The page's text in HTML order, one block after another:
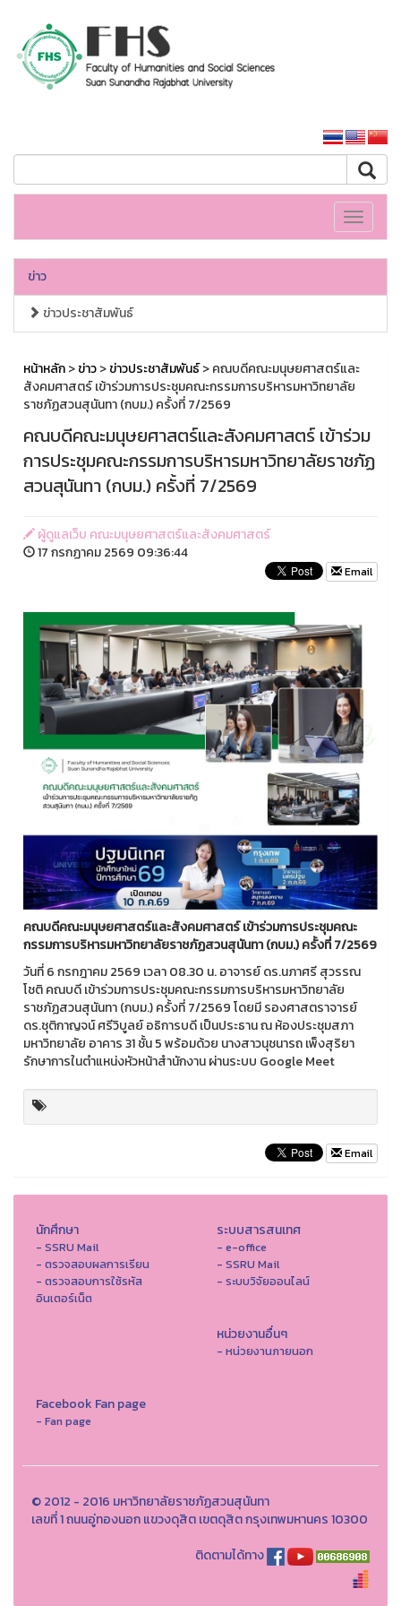
Toggle
ข่าว
ข่าวประชาสัมพันธ์
หน้าหลัก>ข่าว>ข่าวประชาสัมพันธ์> คณบดีคณะมนุษยศาสตร์และ
สังคมศาสตร์ เข้าร่วมการประชุมคณะกรรมการบริหารมหาวิทยาลัย
ราชภัฏสวนสุนันทา (กบม.) ครั้งที่ 7/2569
คณบดีคณะมนุษยศาสตร์และสังคมศาสตร์ เข้าร่วม
การประชุมคณะกรรมการบริหารมหาวิทยาลัยราชภัฏ
สวนสุนันทา (กบม.) ครั้งที่ 7/2569
ผู้ดูแลเว็บ คณะมนุษยศาสตร์และสังคมศาสตร์
17 กรกฏาคม 2569 09:36:44
Email
คณบดีคณะมนุษยศาสตร์และสังคมศาสตร์ เข้าร่วมการประชุมคณะ
กรรมการบริหารมหาวิทยาลัยราชภัฏสวนสุนันทา (กบม.) ครั้งที่ 7/2569
วันที่ 6 กรกฎาคม 2569 เวลา 08.30 น. อาจารย์ ดร.นภาศรี สุวรรณ
โชติ คณบดี เข้าร่วมการประชุมคณะกรรมการบริหารมหาวิทยาลัย
ราชภัฏสวนสุนันทา (กบม.) ครั้งที่ 7/2569 โดยมี รองศาสตราจารย์
ดร.ชุติกาญจน์ ศรีวิบูลย์ อธิการบดี เป็นประธาน ณ ห้องประชุมสภา
มหาวิทยาลัย อาคาร 31 ชั้น 5 พร้อมด้วย นางสาวนุชนารถ เพ็งสุริยา
รักษาการในตำแหน่งหัวหน้าสำนักงาน ผ่านระบบ Google Meet
Email
นักศึกษา
- SSRU Mail
- ตรวจสอบผลการเรียน
- ตรวจสอบการใช้รหัส
อินเตอร์เน็ต
ระบบสารสนเทศ
- e-office
- SSRU Mail
- ระบบวิจัยออนไลน์
หน่วยงานอื่นๆ
- หน่วยงานภายนอก
Facebook Fan page
- Fan page
© 2012 - 2016 มหาวิทยาลัยราชภัฏสวนสุนันทา
เลขที่ 1 ถนนอู่ทองนอก แขวงดุสิต เขตดุสิต กรุงเทพมหานคร 10300
ติดตามได้ทาง